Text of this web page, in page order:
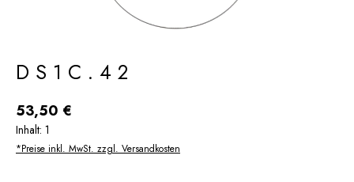
DS1C.42
Regulärer Preis:
53,50 €
Inhalt: 1
*Preise inkl. MwSt. zzgl. Versandkosten